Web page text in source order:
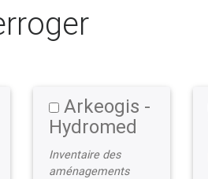
Arkeogis -
Hydromed
Inventaire des
aménagements